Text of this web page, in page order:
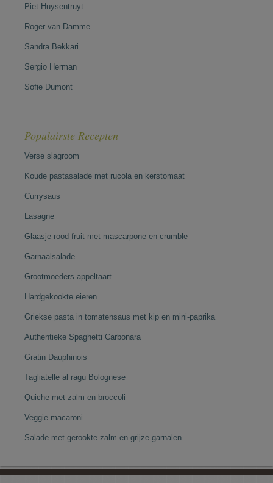
Piet Huysentruyt
Roger van Damme
Sandra Bekkari
Sergio Herman
Sofie Dumont
Populairste Recepten
Verse slagroom
Koude pastasalade met rucola en kerstomaat
Currysaus
Lasagne
Glaasje rood fruit met mascarpone en crumble
Garnaalsalade
Grootmoeders appeltaart
Hardgekookte eieren
Griekse pasta in tomatensaus met kip en mini-paprika
Authentieke Spaghetti Carbonara
Gratin Dauphinois
Tagliatelle al ragu Bolognese
Quiche met zalm en broccoli
Veggie macaroni
Salade met gerookte zalm en grijze garnalen